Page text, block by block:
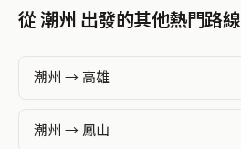
從 潮州 出發的其他熱門路線
潮州 → 高雄
潮州 → 鳳山